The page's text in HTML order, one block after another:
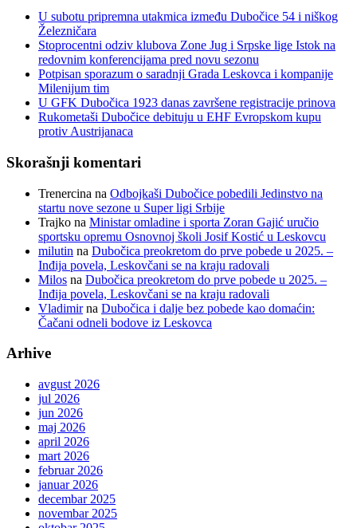
U subotu pripremna utakmica između Dubočice 54 i niškog
Železničara
Stoprocentni odziv klubova Zone Jug i Srpske lige Istok na
redovnim konferencijama pred novu sezonu
Potpisan sporazum o saradnji Grada Leskovca i kompanije
Milenijum tim
U GFK Dubočica 1923 danas završene registracije prinova
Rukometaši Dubočice debituju u EHF Evropskom kupu
protiv Austrijanaca
Skorašnji komentari
Trenercina na Odbojkaši Dubočice pobedili Jedinstvo na
startu nove sezone u Super ligi Srbije
Trajko na Ministar omladine i sporta Zoran Gajić uručio
sportsku opremu Osnovnoj školi Josif Kostić u Leskovcu
milutin na Dubočica preokretom do prve pobede u 2025. –
Inđija povela, Leskovčani se na kraju radovali
Milos na Dubočica preokretom do prve pobede u 2025. –
Inđija povela, Leskovčani se na kraju radovali
Vladimirna Dubočica i dalje bez pobede kao domaćin:
Čačani odneli bodove iz Leskovca
Arhive
avgust 2026
jul 2026
jun 2026
maj 2026
april 2026
mart 2026
februar 2026
januar 2026
decembar 2025
novembar 2025